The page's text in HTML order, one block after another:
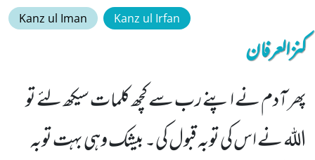
Kanz ul Iman Kanz ul Irfan
کنزالعرفان
پھر آدم نے اپنے رب سے کچھ کلمات سیکھ لئے تو
اللہ نے اس کی توبہ قبول کی۔ بیشک وہی بہت توبہ